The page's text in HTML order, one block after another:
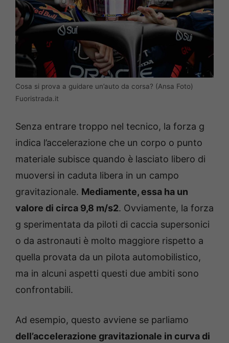
Cosa si prova a guidare un’auto da corsa? (Ansa Foto)
Fuoristrada.it
Senza entrare troppo nel tecnico, la forza g
indica l’accelerazione che un corpo o punto
materiale subisce quando è lasciato libero di
muoversi in caduta libera in un campo
gravitazionale. Mediamente, essa ha un
valore di circa 9,8 m/s2. Ovviamente, la forza
g sperimentata da piloti di caccia supersonici
o da astronauti è molto maggiore rispetto a
quella provata da un pilota automobilistico,
ma in alcuni aspetti questi due ambiti sono
confrontabili.
Ad esempio, questo avviene se parliamo
dell’accelerazione gravitazionale in curva di